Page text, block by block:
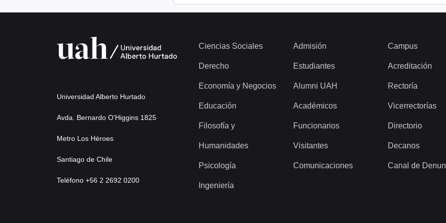
Universidad Alberto Hurtado
Avda. Bernardo O’Higgins 1825
Metro Los Héroes
Santiago de Chile
Teléfono +56 2 2692 0200
Ciencias Sociales
Derecho
Economía y Negocios
Educación
Filosofía y
Humanidades
Psicología
Ingeniería
Admisión
Estudiantes
Alumni UAH
Académicos
Funcionarios
Visitantes
Comunicaciones
Campus
Acreditación
Rectoría
Vicerrectorías
Directorio
Decanos
Canal de